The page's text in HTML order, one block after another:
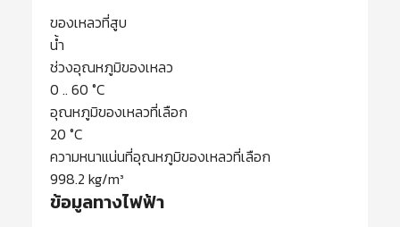
ของเหลวที่สูบ
น้ำ
ช่วงอุณหภูมิของเหลว
0 .. 60 °C
อุณหภูมิของเหลวที่เลือก
20 °C
ความหนาแน่นที่อุณหภูมิของเหลวที่เลือก
998.2 kg/m³
ข้อมูลทางไฟฟ้า